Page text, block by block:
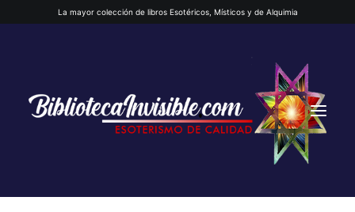
La mayor colección de libros Esotéricos, Místicos y de Alquimia